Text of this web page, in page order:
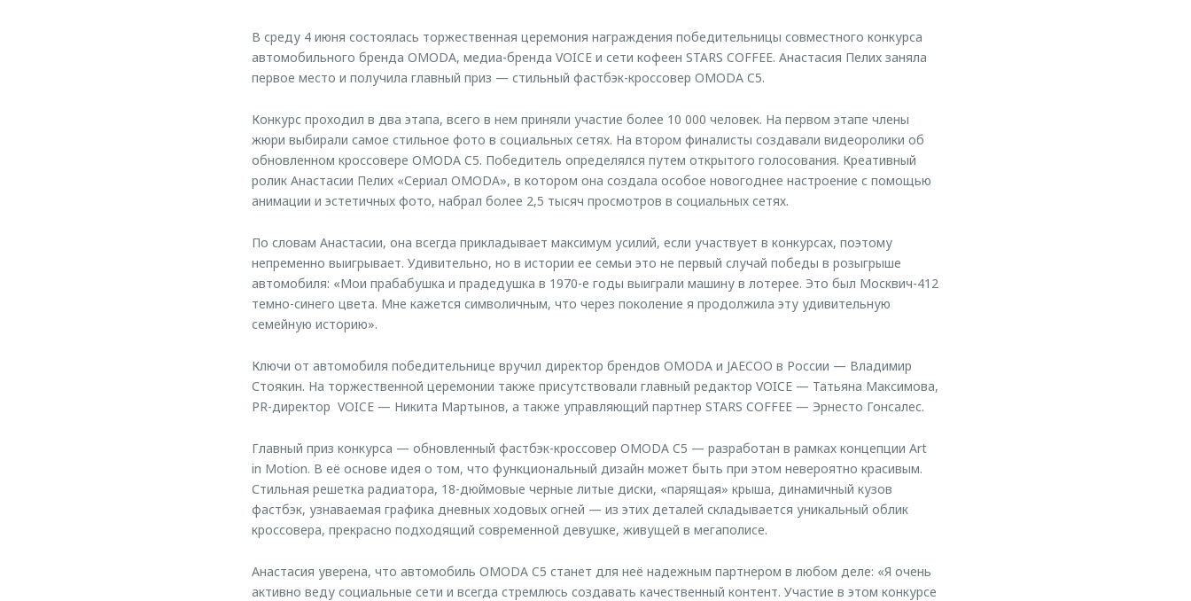
В среду 4 июня состоялась торжественная церемония награждения победительницы совместного конкурса
автомобильного бренда OMODA, медиа-бренда VOICE и сети кофеен STARS COFFEE. Анастасия Пелих заняла
первое место и получила главный приз — стильный фастбэк-кроссовер OMODA C5.
Конкурс проходил в два этапа, всего в нем приняли участие более 10 000 человек. На первом этапе члены
жюри выбирали самое стильное фото в социальных сетях. На втором финалисты создавали видеоролики об
обновленном кроссовере OMODA C5. Победитель определялся путем открытого голосования. Креативный
ролик Анастасии Пелих «Сериал OMODA», в котором она создала особое новогоднее настроение с помощью
анимации и эстетичных фото, набрал более 2,5 тысяч просмотров в социальных сетях.
По словам Анастасии, она всегда прикладывает максимум усилий, если участвует в конкурсах, поэтому
непременно выигрывает. Удивительно, но в истории ее семьи это не первый случай победы в розыгрыше
автомобиля: «Мои прабабушка и прадедушка в 1970-е годы выиграли машину в лотерее. Это был Москвич-412
темно-синего цвета. Мне кажется символичным, что через поколение я продолжила эту удивительную
семейную историю».
Ключи от автомобиля победительнице вручил директор брендов OMODA и JAECOO в России — Владимир
Стоякин. На торжественной церемонии также присутствовали главный редактор VOICE — Татьяна Максимова,
PR-директор VOICE — Никита Мартынов, а также управляющий партнер STARS COFFEE — Эрнесто Гонсалес.
Главный приз конкурса — обновленный фастбэк-кроссовер OMODA C5 — разработан в рамках концепции Art
in Motion. В её основе идея о том, что функциональный дизайн может быть при этом невероятно красивым.
Стильная решетка радиатора, 18-дюймовые черные литые диски, «парящая» крыша, динамичный кузов
фастбэк, узнаваемая графика дневных ходовых огней — из этих деталей складывается уникальный облик
кроссовера, прекрасно подходящий современной девушке, живущей в мегаполисе.
Анастасия уверена, что автомобиль OMODA C5 станет для неё надежным партнером в любом деле: «Я очень
активно веду социальные сети и всегда стремлюсь создавать качественный контент. Участие в этом конкурсе